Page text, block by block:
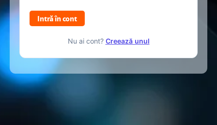
Intră în cont
Nu ai cont? Creează unul